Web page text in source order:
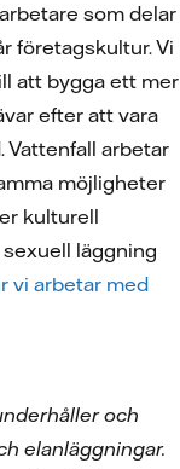
som delar
företagskultur. Vi
att bygga ett mer
efter att vara
Vattenfall arbetar
möjligheter
kulturell
läggning
vi arbetar med
och
elanläggningar.